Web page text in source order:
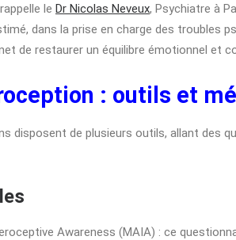
le Dr Nicolas Neveux, Psychiatre à
dans la prise en charge des troubles
de restaurer un équilibre émotionnel et
: outils et
disposent de plusieurs outils, allant des
Awareness (MAIA) : ce